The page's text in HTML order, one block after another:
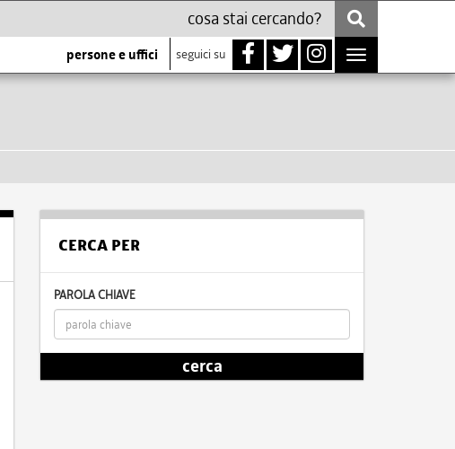
persone e uffici seguici su
Toggle
navigation
CERCA PER
PAROLA CHIAVE
cerca